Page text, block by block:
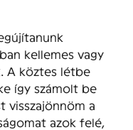
kellemes vagy
A köztes létbe
így számolt be
visszajönnöm a
azok felé,